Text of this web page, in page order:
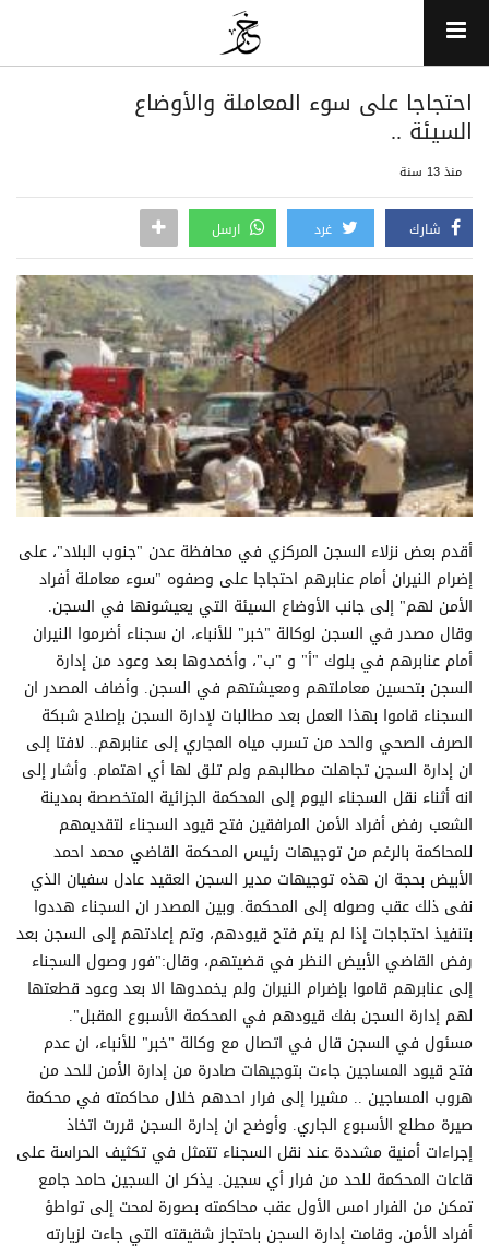
احتجاجا على سوء المعاملة والأوضاع
السيئة ..
منذ 13 سنة
شارك غرد ارسل
أقدم بعض نزلاء السجن المركزي في محافظة عدن "جنوب البلاد"، على
إضرام النيران أمام عنابرهم احتجاجا على وصفوه "سوء معاملة أفراد
الأمن لهم" إلى جانب الأوضاع السيئة التي يعيشونها في السجن.
وقال مصدر في السجن لوكالة "خبر" للأنباء، ان سجناء أضرموا النيران
أمام عنابرهم في بلوك "أ" و "ب"، وأخمدوها بعد وعود من إدارة
السجن بتحسين معاملتهم ومعيشتهم في السجن. وأضاف المصدر ان
السجناء قاموا بهذا العمل بعد مطالبات لإدارة السجن بإصلاح شبكة
الصرف الصحي والحد من تسرب مياه المجاري إلى عنابرهم.. لافتا إلى
ان إدارة السجن تجاهلت مطالبهم ولم تلق لها أي اهتمام. وأشار إلى
انه أثناء نقل السجناء اليوم إلى المحكمة الجزائية المتخصصة بمدينة
الشعب رفض أفراد الأمن المرافقين فتح قيود السجناء لتقديمهم
للمحاكمة بالرغم من توجيهات رئيس المحكمة القاضي محمد احمد
الأبيض بحجة ان هذه توجيهات مدير السجن العقيد عادل سفيان الذي
نفى ذلك عقب وصوله إلى المحكمة. وبين المصدر ان السجناء هددوا
بتنفيذ احتجاجات إذا لم يتم فتح قيودهم، وتم إعادتهم إلى السجن بعد
رفض القاضي الأبيض النظر في قضيتهم، وقال:"فور وصول السجناء
إلى عنابرهم قاموا بإضرام النيران ولم يخمدوها الا بعد وعود قطعتها
لهم إدارة السجن بفك قيودهم في المحكمة الأسبوع المقبل".
مسئول في السجن قال في اتصال مع وكالة "خبر" للأنباء، ان عدم
فتح قيود المساجين جاءت بتوجيهات صادرة من إدارة الأمن للحد من
هروب المساجين .. مشيرا إلى فرار احدهم خلال محاكمته في محكمة
صيرة مطلع الأسبوع الجاري. وأوضح ان إدارة السجن قررت اتخاذ
إجراءات أمنية مشددة عند نقل السجناء تتمثل في تكثيف الحراسة على
قاعات المحكمة للحد من فرار أي سجين. يذكر ان السجين حامد جامع
تمكن من الفرار امس الأول عقب محاكمته بصورة لمحت إلى تواطؤ
أفراد الأمن، وقامت إدارة السجن باحتجاز شقيقته التي جاءت لزيارته